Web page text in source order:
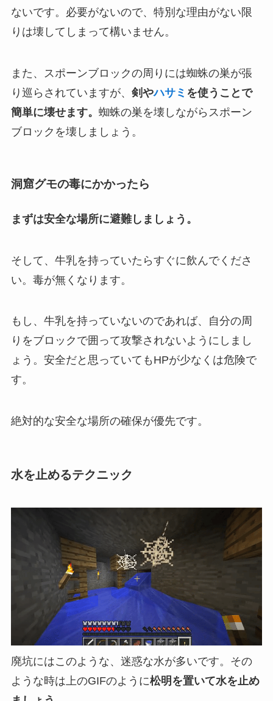
ないです。必要がないので、特別な理由がない限
りは壊してしまって構いません。
また、スポーンブロックの周りには蜘蛛の巣が張
り巡らされていますが、 剣やハサミ を使うことで
簡単に壊せます。 蜘蛛の巣を壊しながらスポーン
ブロックを壊しましょう。
洞窟グモの毒にかかったら
まずは安全な場所に避難しましょう。
そして、牛乳を持っていたらすぐに飲んでくださ
い。毒が無くなります。
もし、牛乳を持っていないのであれば、自分の周
りをブロックで囲って攻撃されないようにしまし
ょう。安全だと思っていてもHPが少なくは危険で
す。
絶対的な安全な場所の確保が優先です。
水を止めるテクニック
廃坑にはこのような、迷惑な水が多いです。その
ような時は上のGIFのように松明を置いて水を止め